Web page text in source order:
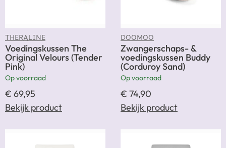
THERALINE
Voedingskussen The
Original Velours (Tender
Pink)
Op voorraad
€ 69,95
Bekijk product
DOOMOO
Zwangerschaps- &
voedingskussen Buddy
(Corduroy Sand)
Op voorraad
€ 74,90
Bekijk product